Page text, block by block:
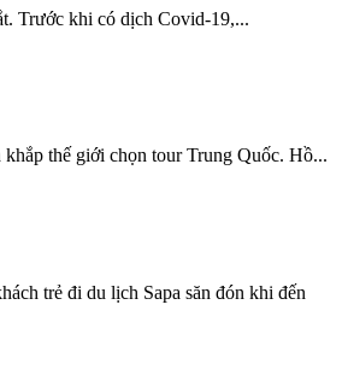
Trước khi có dịch Covid-19,...
thế giới chọn tour Trung Quốc. Hồ...
trẻ đi du lịch Sapa săn đón khi đến